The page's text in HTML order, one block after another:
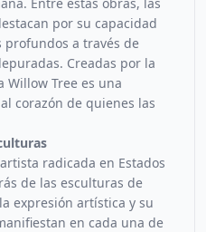
por su capacidad
a través de
Creadas por la
Willow Tree es una
corazón de quienes las
radicada en Estados
de las esculturas de
expresión artística y su
en cada una de